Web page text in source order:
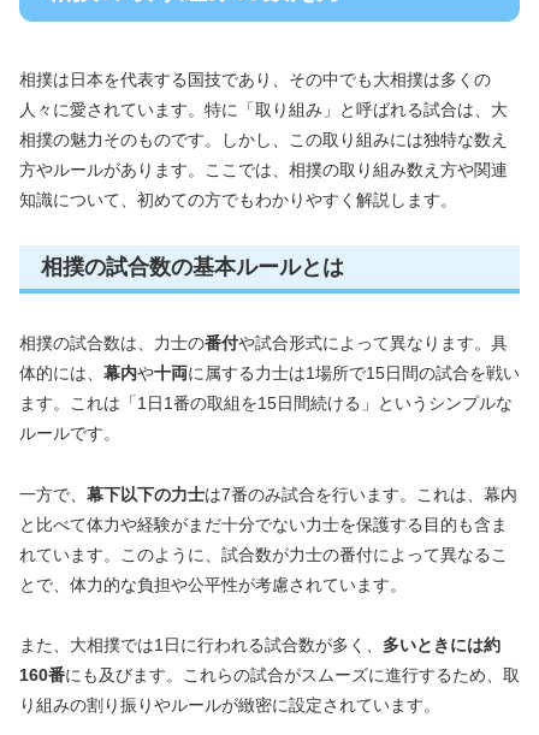
相撲は日本を代表する国技であり、その中でも大相撲は多くの
人々に愛されています。特に「取り組み」と呼ばれる試合は、大
相撲の魅力そのものです。しかし、この取り組みには独特な数え
方やルールがあります。ここでは、相撲の取り組み数え方や関連
知識について、初めての方でもわかりやすく解説します。
相撲の試合数の基本ルールとは
相撲の試合数は、力士の番付や試合形式によって異なります。具
体的には、 幕内や十両に属する力士は1場所で15日間の試合を戦い
ます。これは「1日1番の取組を15日間続ける」というシンプルな
ルールです。
一方で、 幕下以下の力士は7番のみ試合を行います。これは、幕内
と比べて体力や経験がまだ十分でない力士を保護する目的も含ま
れています。このように、試合数が力士の番付によって異なるこ
とで、体力的な負担や公平性が考慮されています。
また、大相撲では1日に行われる試合数が多く、 多いときには約
160番にも及びます。これらの試合がスムーズに進行するため、取
り組みの割り振りやルールが緻密に設定されています。